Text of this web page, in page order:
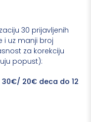
30 prijavljenih
i uz manji broj
za korekciju
popust):
30€/ 20€ deca do 12